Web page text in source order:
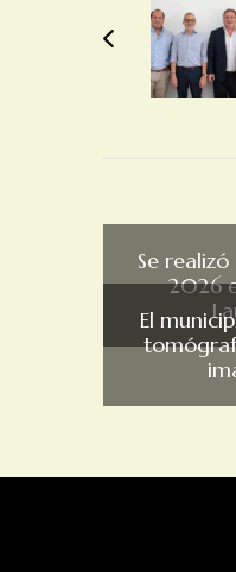
Se realizó
2026
El